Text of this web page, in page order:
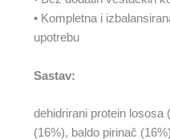
• Kompletnа i
upotrebu
Sastav:
dehidrirani protein lososa
(16%), baldo pirinač